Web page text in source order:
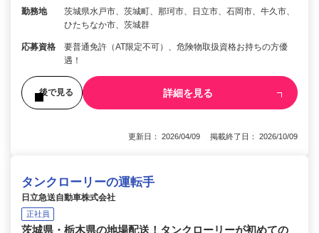
勤務地
茨城県水戸市、茨城町、那珂市、日立市、石岡市、牛久市、
ひたちなか市、茨城群
応募資格
要普通免許（AT限定不可）、危険物取扱資格お持ちの方優
遇！
後で見る 詳細を見る
更新日： 2026/04/09 掲載終了日： 2026/10/09
タンクローリーの運転手
日立急送自動車株式会社
正社員
茨城県・栃木県の地場配送！タンクローリーが初めての